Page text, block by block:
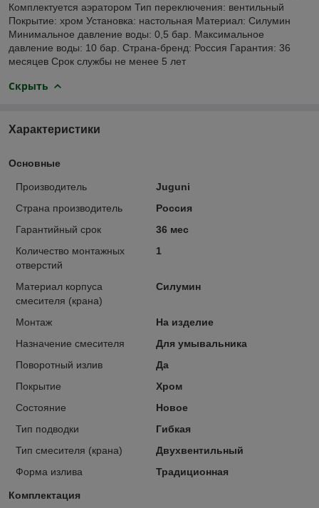
Комплектуется аэратором Тип переключения: вентильный
Покрытие: хром Установка: настольная Материал: Силумин
Минимальное давление воды: 0,5 бар. Максимальное
давление воды: 10 бар. Страна-бренд: Россия Гарантия: 36
месяцев Срок службы не менее 5 лет
Скрыть
Характеристики
Основные
Производитель
Juguni
Страна производитель
Россия
Гарантийный срок
36 мес
Количество монтажных
отверстий
1
Материал корпуса
смесителя (крана)
Силумин
Монтаж
На изделие
Назначение смесителя
Для умывальника
Поворотный излив
Да
Покрытие
Хром
Состояние
Новое
Тип подводки
Гибкая
Тип смесителя (крана)
Двухвентильный
Форма излива
Традиционная
Комплектация